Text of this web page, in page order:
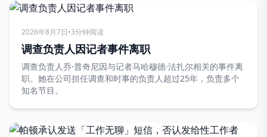
2026年8月7日•3分钟阅读
调查负责人因记者事件离职
调查负责人乔·普奇尼因与记者马哈穆德·法扎尔相关的事件离
职。她在公司担任调查和时事的负责人超过25年，负责多个
知名节目。